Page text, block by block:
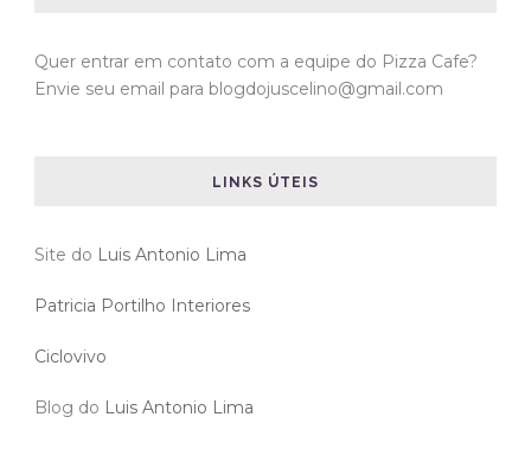
Quer entrar em contato com a equipe do Pizza Cafe?
Envie seu email para blogdojuscelino@gmail.com
LINKS ÚTEIS
Site do Luis Antonio Lima
Patricia Portilho Interiores
Ciclovivo
Blog do Luis Antonio Lima